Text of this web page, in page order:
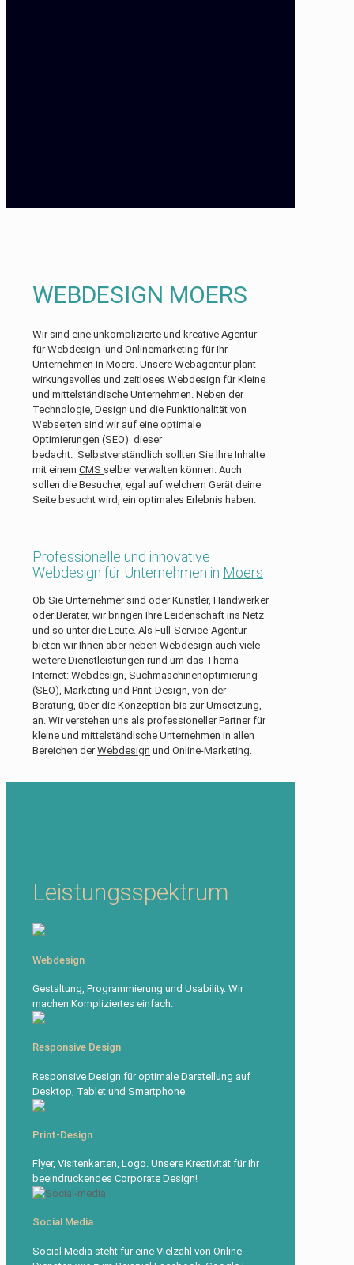
WEBDESIGN MOERS
Wir sind eine unkomplizierte und kreative Agentur
für Webdesign und Onlinemarketing für Ihr
Unternehmen in Moers. Unsere Webagentur plant
wirkungsvolles und zeitloses Webdesign für Kleine
und mittelständische Unternehmen. Neben der
Technologie, Design und die Funktionalität von
Webseiten sind wir auf eine optimale
Optimierungen (SEO) dieser
bedacht. Selbstverständlich sollten Sie Ihre Inhalte
mit einem CMS selber verwalten können. Auch
sollen die Besucher, egal auf welchem Gerät deine
Seite besucht wird, ein optimales Erlebnis haben.
Professionelle und innovative
Webdesign für Unternehmen in Moers
Ob Sie Unternehmer sind oder Künstler, Handwerker
oder Berater, wir bringen Ihre Leidenschaft ins Netz
und so unter die Leute. Als Full-Service-Agentur
bieten wir Ihnen aber neben Webdesign auch viele
weitere Dienstleistungen rund um das Thema
Internet: Webdesign, Suchmaschinenoptimierung
(SEO) , Marketing und Print-Design , von der
Beratung, über die Konzeption bis zur Umsetzung,
an. Wir verstehen uns als professioneller Partner für
kleine und mittelständische Unternehmen in allen
Bereichen derWebdesign und Online-Marketing.
Leistungsspektrum
Webdesign
Gestaltung, Programmierung und Usability. Wir
machen Kompliziertes einfach.
Responsive Design
Responsive Design für optimale Darstellung auf
Desktop, Tablet und Smartphone.
Print-Design
Flyer, Visitenkarten, Logo. Unsere Kreativität für Ihr
beeindruckendes Corporate Design!
Social Media
Social Media steht für eine Vielzahl von Online-